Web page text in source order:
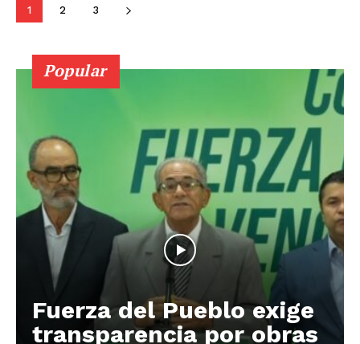
1 2 3
Popular
Fuerza del Pueblo exige
transparencia por obras